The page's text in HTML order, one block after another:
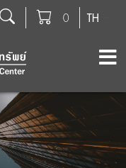
TH
0